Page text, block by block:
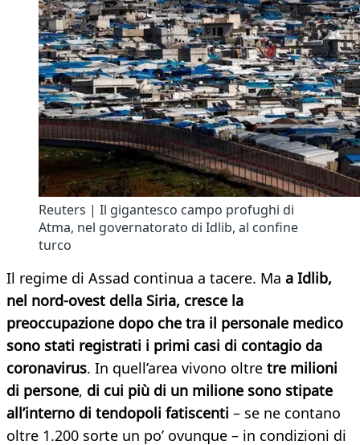
Reuters | Il gigantesco campo profughi di
Atma, nel governatorato di Idlib, al confine
turco
Il regime di Assad continua a tacere. Ma a Idlib,
nel nord-ovest della Siria, cresce la
preoccupazione dopo che tra il personale medico
sono stati registrati i primi casi di contagio da
coronavirus. In quell’area vivono oltre tre milioni
di persone, di cui più di un milione sono stipate
all’interno di tendopoli fatiscenti – se ne contano
oltre 1.200 sorte un po’ ovunque – in condizioni di